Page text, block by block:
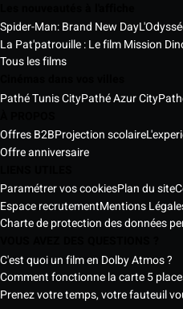
Spider-Man: Brand New Day
La Pat'patrouille : Le film Mission
Tous les films
Pathé Tunis CityPathé Azur City
Offres B2BProjection scolaire
Offre anniversaire
Paramétrer vos cookiesPlan du site
Espace recrutementMentions
Charte de protection des données
C'est quoi un film en Dolby Atmos ?
Comment fonctionne la carte 5
Prenez votre temps, votre fauteuil